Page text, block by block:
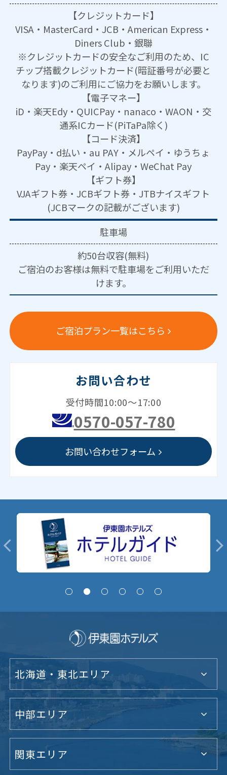
【クレジットカード】
VISA・MasterCard・JCB・American Express・
Diners Club・銀聯
※クレジットカードの安全なご利用のため、IC
チップ搭載クレジットカード(暗証番号が必要と
なります)のご利用にご協力をお願いします。
【電子マネー】
iD・楽天Edy・QUICPay・nanaco・WAON・交
通系ICカード(PiTaPa除く)
【コード決済】
PayPay・d払い・au PAY・メルペイ・ゆうちょ
Pay・楽天ペイ・Alipay・WeChat Pay
【ギフト券】
VJAギフト券・JCBギフト券・JTBナイスギフト
(JCBマークの記載がございます)
駐車場
約50台収容(無料)
ご宿泊のお客様は無料で駐車場をご利用いただ
けます。
ご宿泊プラン一覧はこちら
お問い合わせ
受付時間10:00～17:00
0570-057-780
お問い合わせフォーム
北海道・東北エリア
中部エリア
関東エリア